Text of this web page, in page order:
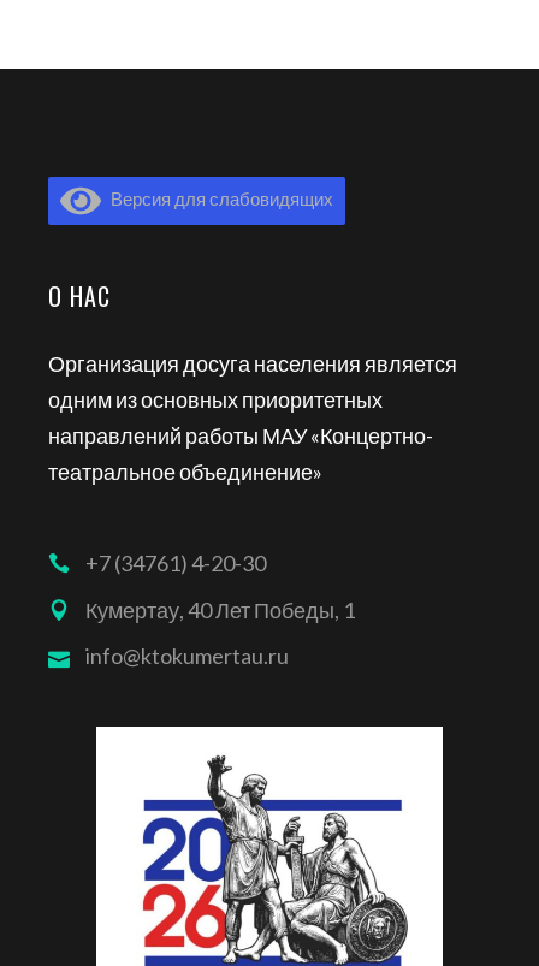
Версия для слабовидящих
О НАС
Организация досуга населения является
одним из основных приоритетных
направлений работы МАУ «Концертно-
театральное объединение»
+7 (34761) 4-20-30
Кумертау, 40 Лет Победы, 1
info@ktokumertau.ru